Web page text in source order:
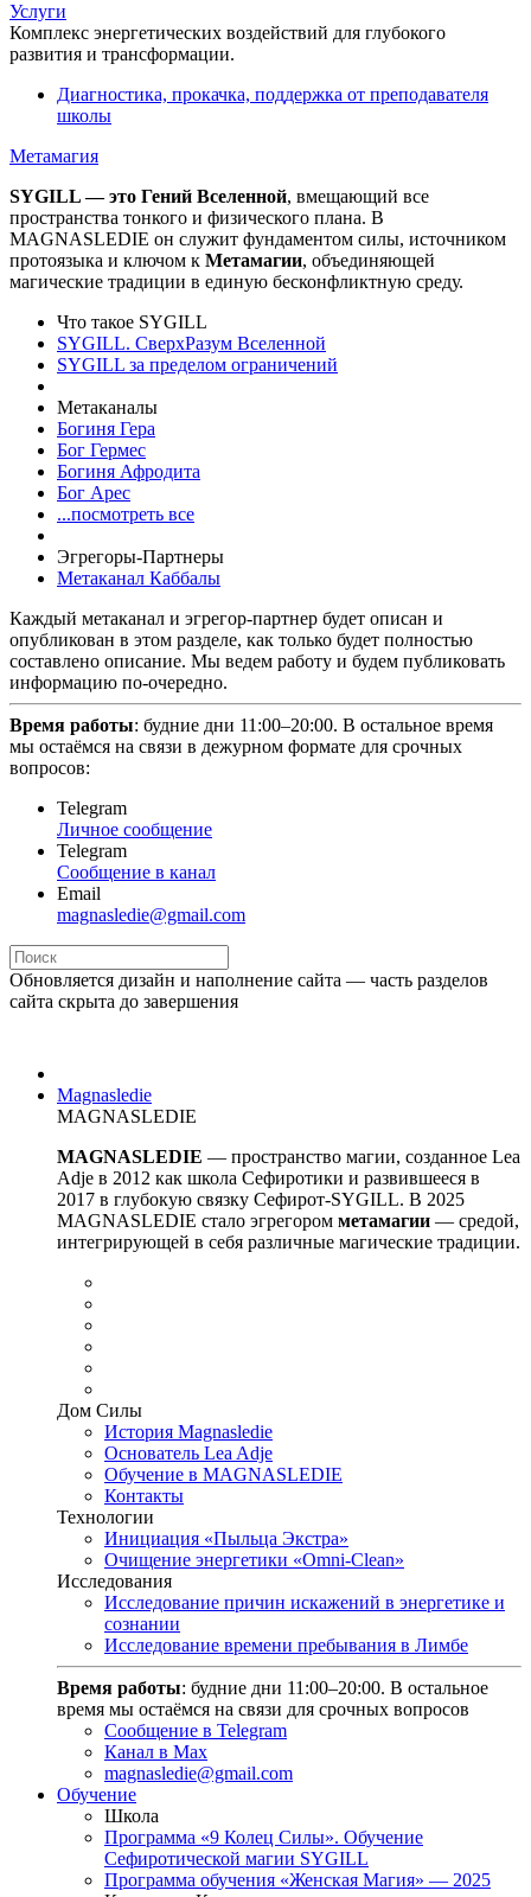
Услуги
Комплекс энергетических воздействий для глубокого
развития и трансформации.
Диагностика, прокачка, поддержка от преподавателя
школы
Метамагия
SYGILL — это Гений Вселенной, вмещающий все
пространства тонкого и физического плана. В
MAGNASLEDIE он служит фундаментом силы, источником
протоязыка и ключом к Метамагии, объединяющей
магические традиции в единую бесконфликтную среду.
Что такое SYGILL
SYGILL. СверхРазум Вселенной
SYGILL за пределом ограничений
Метаканалы
Богиня Гера
Бог Гермес
Богиня Афродита
Бог Арес
...посмотреть все
Эгрегоры-Партнеры
Метаканал Каббалы
Каждый метаканал и эгрегор-партнер будет описан и
опубликован в этом разделе, как только будет полностью
составлено описание. Мы ведем работу и будем публиковать
информацию по-очередно.
Время работы: будние дни 11:00–20:00. В остальное время
мы остаёмся на связи в дежурном формате для срочных
вопросов:
Telegram
Личное сообщение
Telegram
Сообщение в канал
Email
magnasledie@gmail.com
Обновляется дизайн и наполнение сайта — часть разделов
сайта скрыта до завершения
Magnasledie
MAGNASLEDIE
MAGNASLEDIE — пространство магии, созданное Lea
Adje в 2012 как школа Сефиротики и развившееся в
2017 в глубокую связку Сефирот-SYGILL. В 2025
MAGNASLEDIE стало эгрегором метамагии — средой,
интегрирующей в себя различные магические традиции.
Дом Силы
История Magnasledie
Основатель Lea Adje
Обучение в MAGNASLEDIE
Контакты
Технологии
Инициация «Пыльца Экстра»
Очищение энергетики «Omni-Clean»
Исследования
Исследование причин искажений в энергетике и
сознании
Исследование времени пребывания в Лимбе
Время работы: будние дни 11:00–20:00. В остальное
время мы остаёмся на связи для срочных вопросов
Сообщение в Telegram
Канал в Max
magnasledie@gmail.com
Обучение
Школа
Программа «9 Колец Силы». Обучение
Сефиротической магии SYGILL
Программа обучения «Женская Магия» — 2025